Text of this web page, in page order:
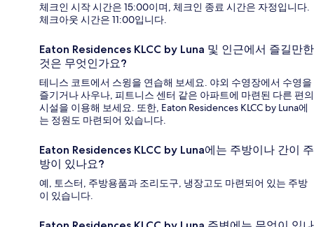
체크인 시작 시간은 15:00이며, 체크인 종료 시간은 자정입니다.
체크아웃 시간은 11:00입니다.
Eaton Residences KLCC by Luna 및 인근에서 즐길만한
것은 무엇인가요?
테니스 코트에서 스윙을 연습해 보세요. 야외 수영장에서 수영을
즐기거나 사우나, 피트니스 센터 같은 아파트에 마련된 다른 편의
시설을 이용해 보세요. 또한, Eaton Residences KLCC by Luna에
는 정원도 마련되어 있습니다.
Eaton Residences KLCC by Luna에는 주방이나 간이 주
방이 있나요?
예, 토스터, 주방용품과 조리도구, 냉장고도 마련되어 있는 주방
이 있습니다.